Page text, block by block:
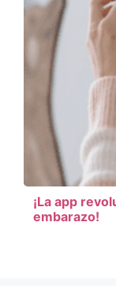
¡La app
embarazo!